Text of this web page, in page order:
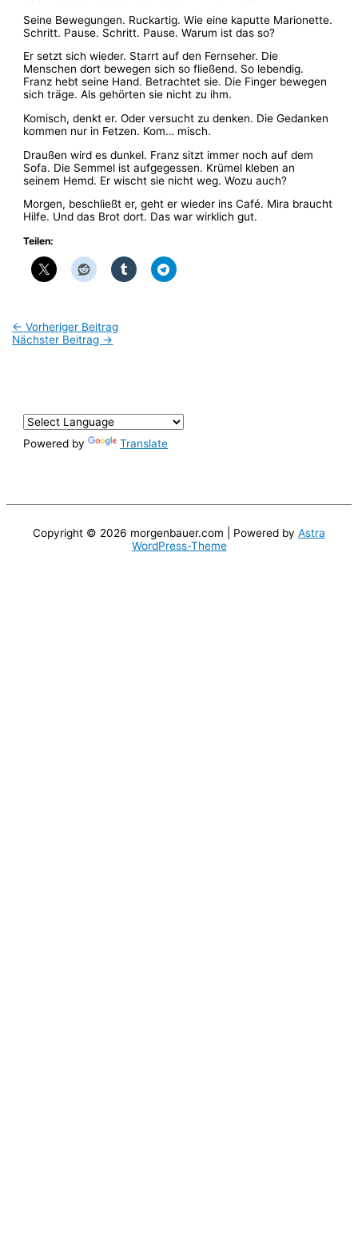
Seine Bewegungen. Ruckartig. Wie eine kaputte Marionette.
Schritt. Pause. Schritt. Pause. Warum ist das so?
Er setzt sich wieder. Starrt auf den Fernseher. Die
Menschen dort bewegen sich so fließend. So lebendig.
Franz hebt seine Hand. Betrachtet sie. Die Finger bewegen
sich träge. Als gehörten sie nicht zu ihm.
Komisch, denkt er. Oder versucht zu denken. Die Gedanken
kommen nur in Fetzen. Kom… misch.
Draußen wird es dunkel. Franz sitzt immer noch auf dem
Sofa. Die Semmel ist aufgegessen. Krümel kleben an
seinem Hemd. Er wischt sie nicht weg. Wozu auch?
Morgen, beschließt er, geht er wieder ins Café. Mira braucht
Hilfe. Und das Brot dort. Das war wirklich gut.
Teilen:
← Vorheriger Beitrag
Nächster Beitrag →
Powered by Translate
Copyright © 2026 morgenbauer.com | Powered by Astra
WordPress-Theme